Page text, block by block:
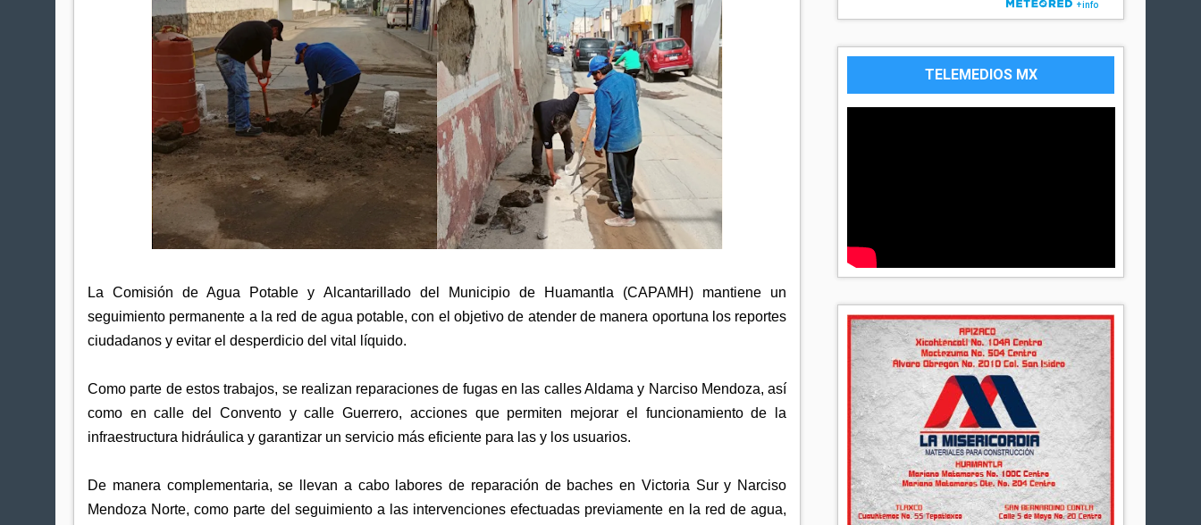
La Comisión de Agua Potable y Alcantarillado del Municipio de Huamantla (CAPAMH) mantiene un
seguimiento permanente a la red de agua potable, con el objetivo de atender de manera oportuna los reportes
ciudadanos y evitar el desperdicio del vital líquido.
Como parte de estos trabajos, se realizan reparaciones de fugas en las calles Aldama y Narciso Mendoza, así
como en calle del Convento y calle Guerrero, acciones que permiten mejorar el funcionamiento de la
infraestructura hidráulica y garantizar un servicio más eficiente para las y los usuarios.
De manera complementaria, se llevan a cabo labores de reparación de baches en Victoria Sur y Narciso
Mendoza Norte, como parte del seguimiento a las intervenciones efectuadas previamente en la red de agua,
TELEMEDIOS MX